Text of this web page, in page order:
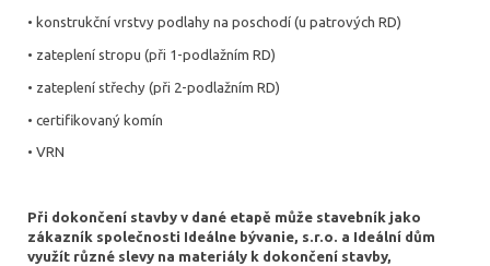
• konstrukční vrstvy podlahy na poschodí (u patrových RD)
• zateplení stropu (při 1-podlažním RD)
• zateplení střechy (při 2-podlažním RD)
• certifikovaný komín
• VRN
Při dokončení stavby v dané etapě může stavebník jako
zákazník společnosti Ideálne bývanie, s.r.o. a Ideální dům
využít různé slevy na materiály k dokončení stavby,